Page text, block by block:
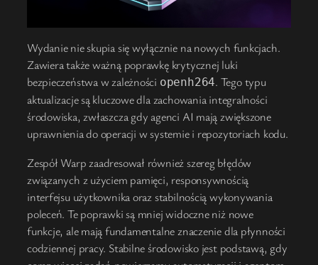
Wydanie nie skupia się wyłącznie na nowych funkcjach.
Zawiera także ważną poprawkę krytycznej luki
bezpieczeństwa w zależności openh264. Tego typu
aktualizacje są kluczowe dla zachowania integralności
środowiska, zwłaszcza gdy agenci AI mają zwiększone
uprawnienia do operacji w systemie i repozytoriach kodu.
Zespół Warp zaadresował również szereg błędów
związanych z użyciem pamięci, responsywnością
interfejsu użytkownika oraz stabilnością wykonywania
poleceń. Te poprawki są mniej widoczne niż nowe
funkcje, ale mają fundamentalne znaczenie dla płynności
codziennej pracy. Stabilne środowisko jest podstawą, gdy